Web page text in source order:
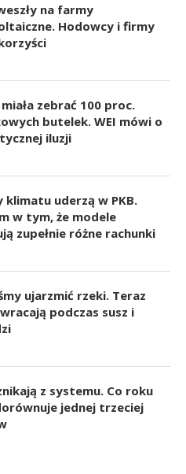
na farmy
Hodowcy i firmy
zebrać 100 proc.
butelek. WEI mówi o
iluzji
klimatu uderzą w PKB.
w tym, że modele
zupełnie różne rachunki
ujarzmić rzeki. Teraz
podczas susz i
z systemu. Co roku
jednej trzeciej